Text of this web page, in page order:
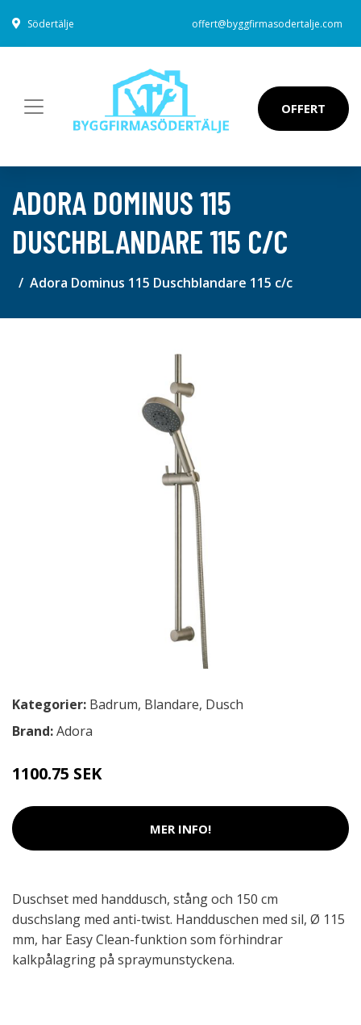
Södertälje offert@byggfirmasodertalje.com
OFFERT
ADORA DOMINUS 115
DUSCHBLANDARE 115 C/C
Adora Dominus 115 Duschblandare 115 c/c
Kategorier: Badrum, Blandare, Dusch
Brand:Adora
1100.75 SEK
MER INFO!
Duschset med handdusch, stång och 150 cm
duschslang med anti-twist. Handduschen med sil, Ø 115
mm, har Easy Clean-funktion som förhindrar
kalkpålagring på spraymunstyckena.